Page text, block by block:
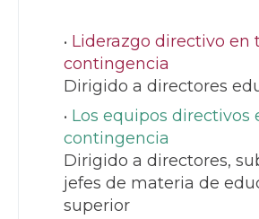
Liderazgo directivo en
contingencia
Dirigido a directores
Los equipos directivos
contingencia
Dirigido a directores,
jefes de materia de
superior